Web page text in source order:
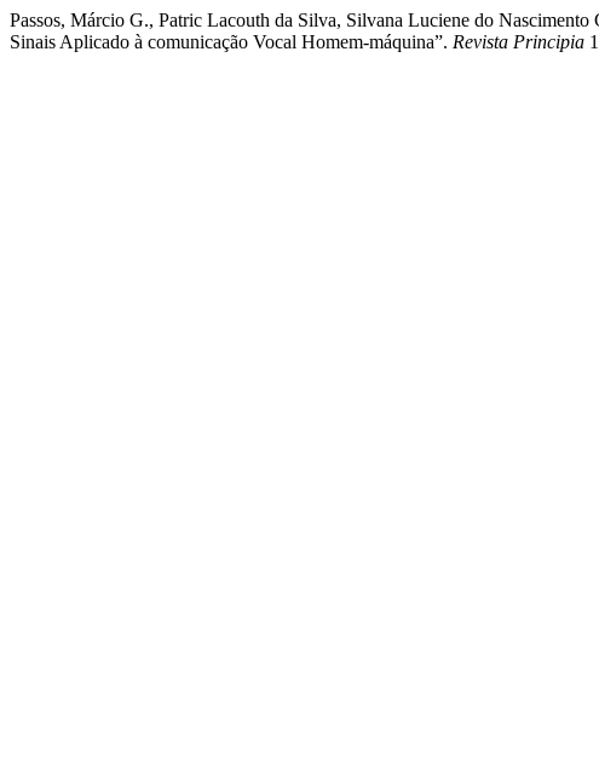
Passos, Márcio G., Patric Lacouth da Silva, Silvana Luciene do
Sinais Aplicado à comunicação Vocal Homem-máquina”. Revista Principia